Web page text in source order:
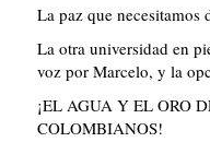
La paz que necesitamos
La otra universidad en
voz por Marcelo, y la
¡EL AGUA Y EL ORO
COLOMBIANOS!